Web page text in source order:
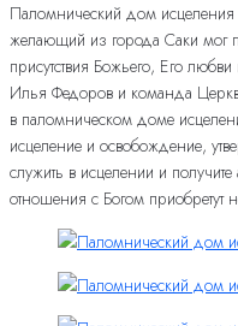
Паломнический дом
желающий из города Саки мог
присутствия Божьего, Его
Илья Федоров и команда
в паломническом доме
исцеление и освобождение,
служить в исцелении и
отношения с Богом приобретут